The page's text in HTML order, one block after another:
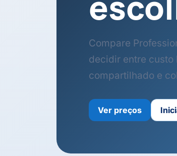
Compare
decidir entre custo
compartilhado e
Ver preços